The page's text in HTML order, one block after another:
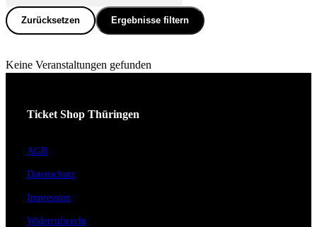
Zurücksetzen Ergebnisse filtern
Keine Veranstaltungen gefunden
Ticket Shop Thüringen
AGB
Datenschutz
Impressum
Widerrufsrecht